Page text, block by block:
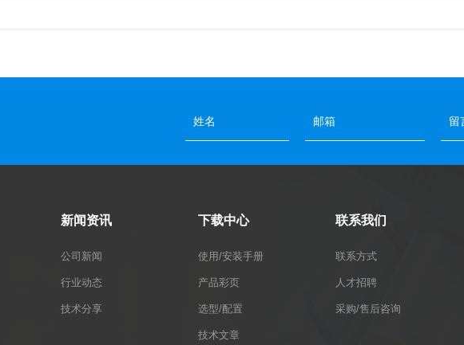
新闻资讯
公司新闻
行业动态
技术分享
下载中心
使用/安装手册
产品彩页
选型/配置
技术文章
联系我们
联系方式
人才招聘
采购/售后咨询